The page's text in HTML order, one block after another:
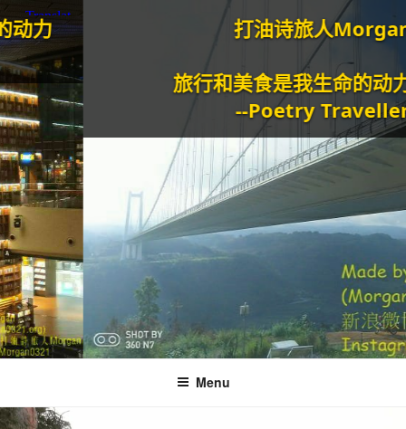
打油诗旅人Morgan
旅行和美食是我生命的动力泉源。
--Poetry Traveller
Menu